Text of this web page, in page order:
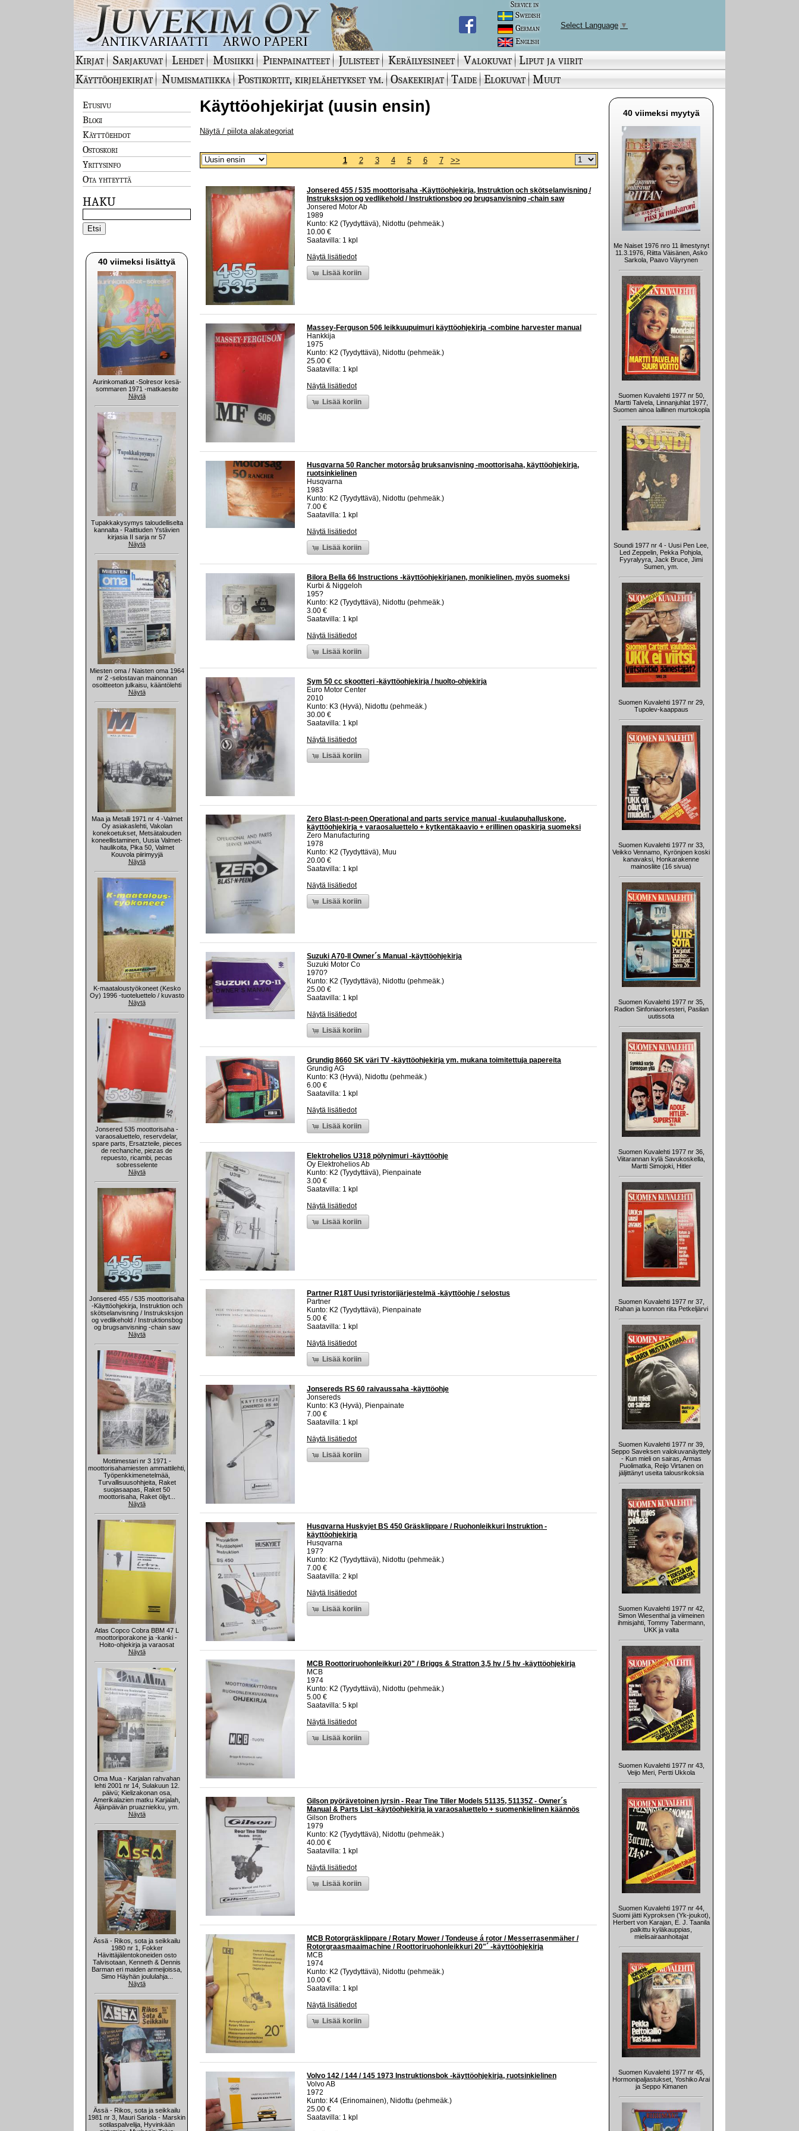
Service in
Swedish
German
English
Select Language ▼
Kirjat Sarjakuvat Lehdet Musiikki Pienpainatteet Julisteet Keräilyesineet Valokuvat Liput ja viirit
Käyttöohjekirjat
Numismatiikka Postikortit, kirjelähetykset ym. Osakekirjat Taide Elokuvat Muut
Etusivu
Blogi
Käyttöehdot
Ostoskori
Yritysinfo
Ota yhteyttä
HAKU
40 viimeksi lisättyä
Aurinkomatkat -Solresor kesä-
sommaren 1971 -matkaesite
Näytä
Tupakkakysymys taloudelliselta
kannalta - Raittiuden Ystävien
kirjasia II sarja nr 57
Näytä
Miesten oma / Naisten oma 1964
nr 2 -selostavan mainonnan
osoitteeton julkaisu, kääntölehti
Näytä
Maa ja Metalli 1971 nr 4 -Valmet
Oy asiakaslehti, Vakolan
konekoetukset, Metsätalouden
koneellistaminen, Uusia Valmet-
haulikoita, Pika 50, Valmet
Kouvola piirimyyjä
Näytä
K-maataloustyökoneet (Kesko
Oy) 1996 -tuoteluettelo / kuvasto
Näytä
Jonsered 535 moottorisaha -
varaosaluettelo, reservdelar,
spare parts, Ersatzteile, pieces
de rechanche, piezas de
repuesto, ricambi, pecas
sobresselente
Näytä
Jonsered 455 / 535 moottorisaha
-Käyttöohjekirja, Instruktion och
skötselanvisning / Instruksksjon
og vedlikehold / Instruktionsbog
og brugsanvisning -chain saw
Näytä
Mottimestari nr 3 1971 -
moottorisahamiesten ammattilehti,
Työpenkkimenetelmää,
Turvallisuusohhjeita, Raket
suojasaapas, Raket 50
moottorisaha, Raket öljyt...
Näytä
Atlas Copco Cobra BBM 47 L
moottoriporakone ja -kanki -
Hoito-ohjekirja ja varaosat
Näytä
Oma Mua - Karjalan rahvahan
lehti 2001 nr 14, Sulakuun 12.
päivü; Kielizakonan osa,
Amerikalazien matku Karjalah,
Äijänpäivän pruazniekku, ym.
Näytä
Ässä - Rikos, sota ja seikkailu
1980 nr 1, Fokker
Hävittäjälentokoneiden osto
Talvisotaan, Kenneth & Dennis
Barman eri maiden armeijoissa,
Simo Häyhän joululahja...
Näytä
Ässä - Rikos, sota ja seikkailu
1981 nr 3, Mauri Sariola - Marskin
sotilaspalvelija, Hyvinkään
Käyttöohjekirjat (uusin ensin)
Näytä / piilota alakategoriat
1 2 3 4 5 6 7 >>
Jonsered 455 / 535 moottorisaha -Käyttöohjekirja, Instruktion och skötselanvisning /
Instruksksjon og vedlikehold / Instruktionsbog og brugsanvisning -chain saw
Jonsered Motor Ab
1989
Kunto: K2 (Tyydyttävä), Nidottu (pehmeäk.)
10.00 €
Saatavilla: 1 kpl
Näytä lisätiedot
Lisää koriin
Massey-Ferguson 506 leikkuupuimuri käyttöohjekirja -combine harvester manual
Hankkija
1975
Kunto: K2 (Tyydyttävä), Nidottu (pehmeäk.)
25.00 €
Saatavilla: 1 kpl
Näytä lisätiedot
Lisää koriin
Husqvarna 50 Rancher motorsåg bruksanvisning -moottorisaha, käyttöohjekirja,
ruotsinkielinen
Husqvarna
1983
Kunto: K2 (Tyydyttävä), Nidottu (pehmeäk.)
7.00 €
Saatavilla: 1 kpl
Näytä lisätiedot
Lisää koriin
Bilora Bella 66 Instructions -käyttöohjekirjanen, monikielinen, myös suomeksi
Kurbi & Niggeloh
195?
Kunto: K2 (Tyydyttävä), Nidottu (pehmeäk.)
3.00 €
Saatavilla: 1 kpl
Näytä lisätiedot
Lisää koriin
Sym 50 cc skootteri -käyttöohjekirja / huolto-ohjekirja
Euro Motor Center
2010
Kunto: K3 (Hyvä), Nidottu (pehmeäk.)
30.00 €
Saatavilla: 1 kpl
Näytä lisätiedot
Lisää koriin
Zero Blast-n-peen Operational and parts service manual -kuulapuhalluskone,
käyttöohjekirja + varaosaluettelo + kytkentäkaavio + erillinen opaskirja suomeksi
Zero Manufacturing
1978
Kunto: K2 (Tyydyttävä), Muu
20.00 €
Saatavilla: 1 kpl
Näytä lisätiedot
Lisää koriin
Suzuki A70-II Owner´s Manual -käyttöohjekirja
Suzuki Motor Co
1970?
Kunto: K2 (Tyydyttävä), Nidottu (pehmeäk.)
25.00 €
Saatavilla: 1 kpl
Näytä lisätiedot
Lisää koriin
Grundig 8660 SK väri TV -käyttöohjekirja ym. mukana toimitettuja papereita
Grundig AG
Kunto: K3 (Hyvä), Nidottu (pehmeäk.)
6.00 €
Saatavilla: 1 kpl
Näytä lisätiedot
Lisää koriin
Elektrohelios U318 pölynimuri -käyttöohje
Oy Elektrohelios Ab
Kunto: K2 (Tyydyttävä), Pienpainate
3.00 €
Saatavilla: 1 kpl
Näytä lisätiedot
Lisää koriin
Partner R18T Uusi tyristorijärjestelmä -käyttöohje / selostus
Partner
Kunto: K2 (Tyydyttävä), Pienpainate
5.00 €
Saatavilla: 1 kpl
Näytä lisätiedot
Lisää koriin
Jonsereds RS 60 raivaussaha -käyttöohje
Jonsereds
Kunto: K3 (Hyvä), Pienpainate
7.00 €
Saatavilla: 1 kpl
Näytä lisätiedot
Lisää koriin
Husqvarna Huskyjet BS 450 Gräsklippare / Ruohonleikkuri Instruktion -
käyttöohjekirja
Husqvarna
197?
Kunto: K2 (Tyydyttävä), Nidottu (pehmeäk.)
7.00 €
Saatavilla: 2 kpl
Näytä lisätiedot
Lisää koriin
MCB Roottoriruohonleikkuri 20" / Briggs & Stratton 3,5 hv / 5 hv -käyttöohjekirja
MCB
1974
Kunto: K2 (Tyydyttävä), Nidottu (pehmeäk.)
5.00 €
Saatavilla: 5 kpl
Näytä lisätiedot
Lisää koriin
Gilson pyörävetoinen jyrsin - Rear Tine Tiller Models 51135, 51135Z - Owner´s
Manual & Parts List -käytöohjekirja ja varaosaluettelo + suomenkielinen käännös
Gilson Brothers
1979
Kunto: K2 (Tyydyttävä), Nidottu (pehmeäk.)
40.00 €
Saatavilla: 1 kpl
Näytä lisätiedot
Lisää koriin
MCB Rotorgräsklippare / Rotary Mower / Tondeuse á rotor / Messerrasenmäher /
Rotorgraasmaaimachine / Roottoriruohonleikkuri 20"´ -käyttöohjekirja
MCB
1974
Kunto: K2 (Tyydyttävä), Nidottu (pehmeäk.)
10.00 €
Saatavilla: 1 kpl
Näytä lisätiedot
Lisää koriin
Volvo 142 / 144 / 145 1973 Instruktionsbok -käyttöohjekirja, ruotsinkielinen
Volvo AB
1972
Kunto: K4 (Erinomainen), Nidottu (pehmeäk.)
25.00 €
Saatavilla: 1 kpl
40 viimeksi myytyä
Me Naiset 1976 nro 11 ilmestynyt
11.3.1976, Riitta Väisänen, Asko
Sarkola, Paavo Väyrynen
Suomen Kuvalehti 1977 nr 50,
Martti Talvela, Linnanjuhlat 1977,
Suomen ainoa laillinen murtokopla
Soundi 1977 nr 4 - Uusi Pen Lee,
Led Zeppelin, Pekka Pohjola,
Fyyralyyra, Jack Bruce, Jimi
Sumen, ym.
Suomen Kuvalehti 1977 nr 29,
Tupolev-kaappaus
Suomen Kuvalehti 1977 nr 33,
Veikko Vennamo, Kyrönjoen koski
kanavaksi, Honkarakenne
mainosliite (16 sivua)
Suomen Kuvalehti 1977 nr 35,
Radion Sinfoniaorkesteri, Pasilan
uutissota
Suomen Kuvalehti 1977 nr 36,
Viitarannan kylä Savukoskella,
Martti Simojoki, Hitler
Suomen Kuvalehti 1977 nr 37,
Rahan ja luonnon riita Petkeljärvi
Suomen Kuvalehti 1977 nr 39,
Seppo Saveksen valokuvanäyttely
- Kun mieli on sairas, Armas
Puolimatka, Reijo Virtanen on
jäljittänyt useita talousrikoksia
Suomen Kuvalehti 1977 nr 42,
Simon Wiesenthal ja viimeinen
ihmisjahti, Tommy Tabermann,
UKK ja valta
Suomen Kuvalehti 1977 nr 43,
Veijo Meri, Pertti Ukkola
Suomen Kuvalehti 1977 nr 44,
Suomi jätti Kyproksen (Yk-joukot),
Herbert von Karajan, E. J. Taanila
palkittu kyläkauppias,
mielisairaanhoitajat
Suomen Kuvalehti 1977 nr 45,
Hormonipaljastukset, Yoshiko Arai
ja Seppo Kimanen